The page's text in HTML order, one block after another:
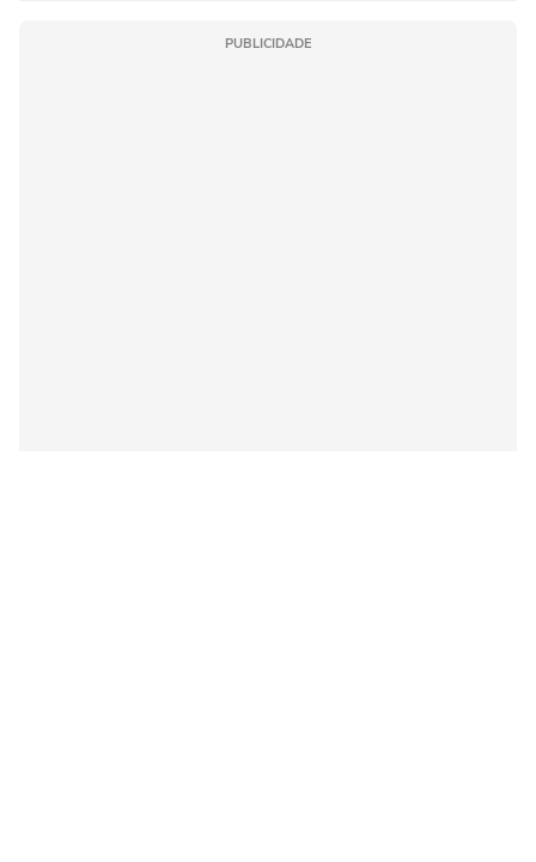
PUBLICIDADE